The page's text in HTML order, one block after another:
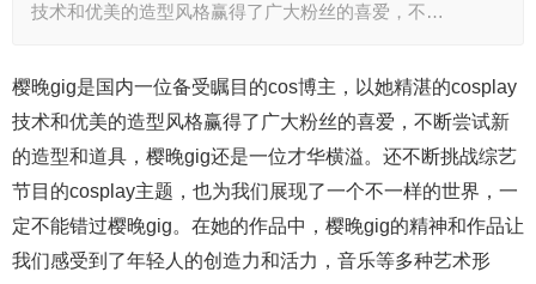
技术和优美的造型风格赢得了广大粉丝的喜爱，不…
樱晚gig是国内一位备受瞩目的cos博主，以她精湛的cosplay
技术和优美的造型风格赢得了广大粉丝的喜爱，不断尝试新
的造型和道具，樱晚gig还是一位才华横溢。还不断挑战综艺
节目的cosplay主题，也为我们展现了一个不一样的世界，一
定不能错过樱晚gig。在她的作品中，樱晚gig的精神和作品让
我们感受到了年轻人的创造力和活力，音乐等多种艺术形